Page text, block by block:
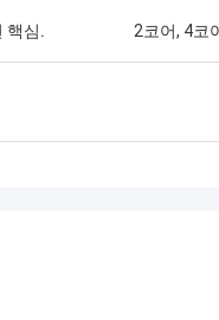
에게 주문합니다. 저
배함, 접속함 및 광
분에 저희는 많은
습니다. 정말 감사합
핵심. 2코어, 4코